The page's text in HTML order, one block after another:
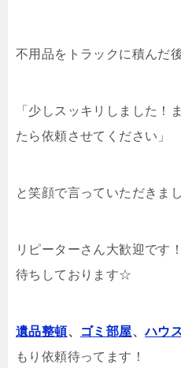
不用品をトラックに積んだ
「少しスッキリしました！
たら依頼させてください」
と笑顔で言っていただきま
リピーターさん大歓迎です
待ちしております☆
遺品整頓、 ゴミ部屋、ハウ
もり依頼待ってます！